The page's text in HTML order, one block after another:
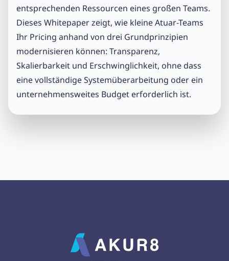
entsprechenden Ressourcen eines großen Teams.
Dieses Whitepaper zeigt, wie kleine Atuar-Teams
Ihr Pricing anhand von drei Grundprinzipien
modernisieren können: Transparenz,
Skalierbarkeit und Erschwinglichkeit, ohne dass
eine vollständige Systemüberarbeitung oder ein
unternehmensweites Budget erforderlich ist.